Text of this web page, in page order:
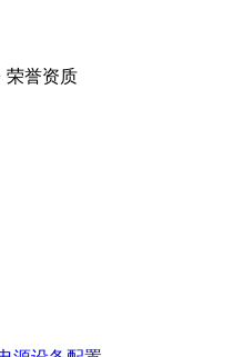
荣誉资质